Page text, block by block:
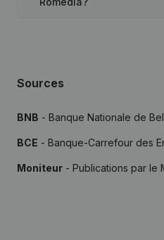
Sources
BNB - Banque Nationale de
BCE - Banque-Carrefour des
Moniteur - Publications par le